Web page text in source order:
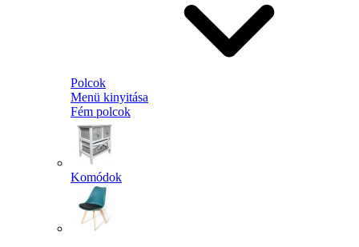
Polcok
Menü kinyitása
Fém polcok
Komódok